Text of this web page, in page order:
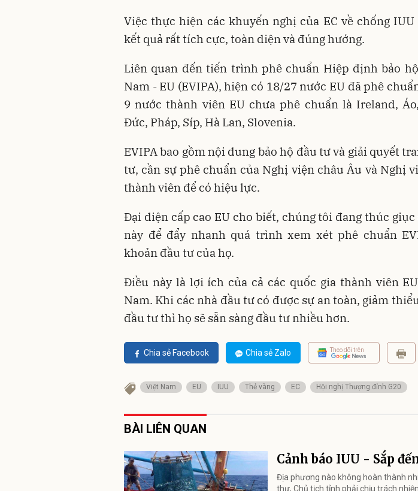
Việc thực hiện các khuyến nghị của EC về chống
kết quả rất tích cực, toàn diện và đúng hướng.
Liên quan đến tiến trình phê chuẩn Hiệp định bảo
Nam - EU (EVIPA), hiện có 18/27 nước EU đã phê
9 nước thành viên EU chưa phê chuẩn là Ireland,
Đức, Pháp, Síp, Hà Lan, Slovenia.
EVIPA bao gồm nội dung bảo hộ đầu tư và giải quyết
tư, cần sự phê chuẩn của Nghị viện châu Âu và Nghị
thành viên để có hiệu lực.
Đại diện cấp cao EU cho biết, chúng tôi đang thúc giục
này để đẩy nhanh quá trình xem xét phê chuẩn
khoản đầu tư của họ.
Điều này là lợi ích của cả các quốc gia thành viên
Nam. Khi các nhà đầu tư có được sự an toàn, giảm
đầu tư thì họ sẽ sẵn sàng đầu tư nhiều hơn.
Chia sẻ Facebook Chia sẻ Zalo Theo dõi trên
Việt Nam EU IUU Thẻ vàng EC Hội nghị Thượng đỉnh G20
BÀI LIÊN QUAN
Cảnh báo IUU - Sắp
Địa phương nào không hoàn thành
thư, Chủ tịch tỉnh phải chịu trách